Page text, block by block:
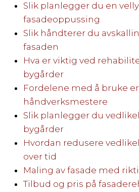
Slik planlegger du en
fasadeoppussing
Slik håndterer du
fasaden
Hva er viktig ved
bygårder
Fordelene med å bruke
håndverksmestere
Slik planlegger du
bygårder
Hvordan redusere
over tid
Maling av fasade med
Tilbud og pris på